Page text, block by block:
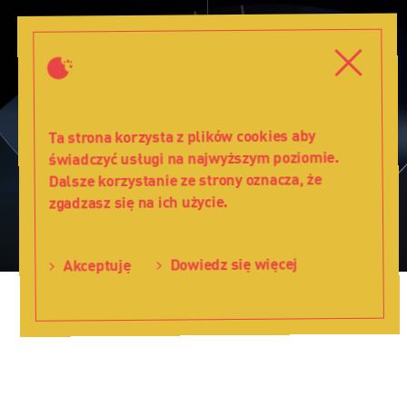
Ta strona korzysta z plików cookies aby
świadczyć usługi na najwyższym poziomie.
Dalsze korzystanie ze strony oznacza, że
zgadzasz się na ich użycie.
Akceptuję Dowiedz się więcej
Krainy
-
Lalka
Zamknij